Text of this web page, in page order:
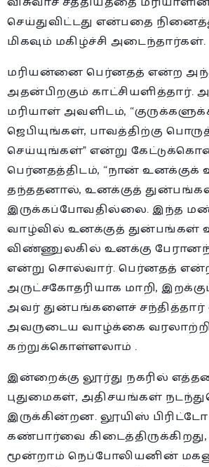
செய்துவிட்டது என்பதை
மிகவும் மகிழ்ச்சி அடைந்தார்கள்.
மரியன்னை பெர்னதத் என்ற அந்த
அதன்பிறகும்
மரியாள் அவளிடம்,
ஜெபியுங்கள், பாவத்திற்கு
செய்யுங்கள்” என்று
பெர்னதத்திடம், “நான் உனக்குக்
தந்ததனால், உனக்குத்
இருக்கப்போவதில்லை. இந்த
வாழ்வில் உனக்குத் துன்பங்கள்
விண்ணுலகில் உனக்கு
என்று சொல்வார். பெர்னதத் என்ற
அருட்சகோதரியாக மாறி,
அவர் துன்பங்களைச் சந்தித்தார்
அவருடைய வாழ்க்கை
கற்றுக்கொள்ளலாம் .
இன்றைக்கு லூர்து நகரில்
புதுமைகள், அதிசயங்கள்
இருக்கின்றன. லூயிஸ்
கண்பார்வை
மூன்றாம் நெப்போலியனின்